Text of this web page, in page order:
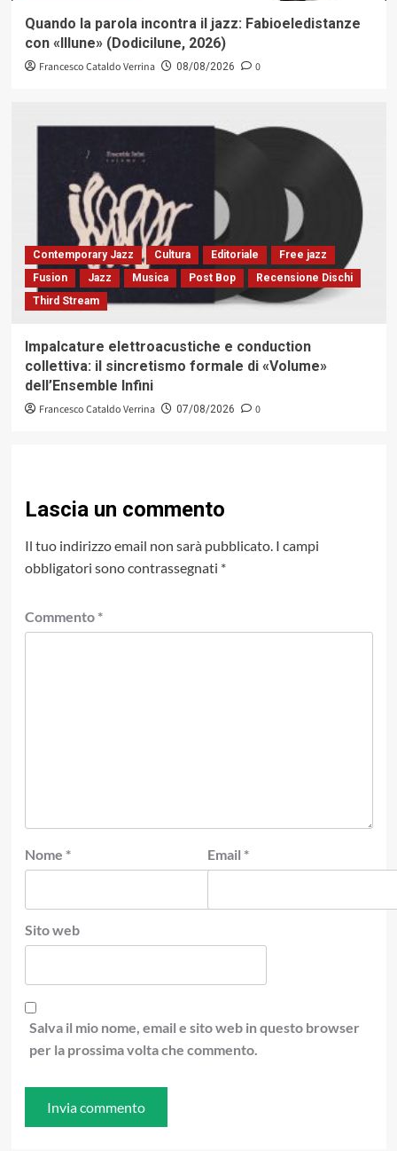
Quando la parola incontra il jazz: Fabioeledistanze
con «Illune» (Dodicilune, 2026)
Francesco Cataldo Verrina 08/08/2026 0
Contemporary Jazz Cultura Editoriale
Free jazz
Fusion
Jazz Musica Post Bop
Recensione Dischi
Third Stream
Impalcature elettroacustiche e conduction
collettiva: il sincretismo formale di «Volume»
dell’Ensemble Infini
Francesco Cataldo Verrina 07/08/2026 0
Lascia un commento
Il tuo indirizzo email non sarà pubblicato. I campi
obbligatori sono contrassegnati *
Commento *
Nome * Email *
Sito web
Salva il mio nome, email e sito web in questo browser
per la prossima volta che commento.